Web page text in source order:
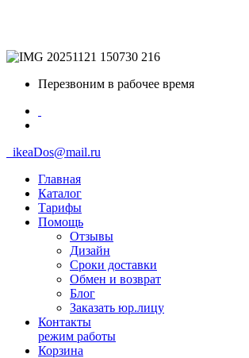
Перезвоним в рабочее время
ikeaDos@mail.ru
Главная
Каталог
Тарифы
Помощь
Отзывы
Дизайн
Сроки доставки
Обмен и возврат
Блог
Заказать юр.лицу
Контакты
режим работы
Корзина